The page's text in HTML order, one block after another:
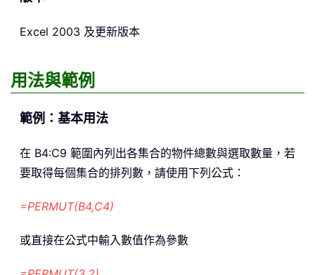
Excel 2003 及更新版本
用法與範例
範例：基本用法
在 B4:C9 範圍內列出各集合的物件總數與選取數量，若
要取得每個集合的排列數，請使用下列公式：
=PERMUT(B4,C4)
或直接在公式中輸入數值作為參數